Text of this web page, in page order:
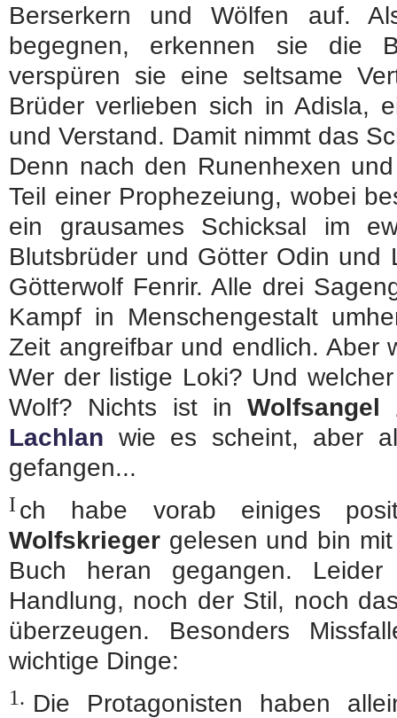
Berserkern und Wölfen auf.
begegnen, erkennen sie die
verspüren sie eine seltsame
Brüder verlieben sich in Adisla,
und Verstand. Damit nimmt das
Denn nach den Runenhexen
Teil einer Prophezeiung, wobei
ein grausames Schicksal im
Blutsbrüder und Götter Odin und
Götterwolf Fenrir. Alle drei
Kampf in Menschengestalt
Zeit angreifbar und endlich. Aber
Wer der listige Loki? Und
Wolf? Nichts ist inWolfsangel
Lachlan wie es scheint, aber
gefangen...
I ch habe vorab einiges
Wolfskrieger gelesen und bin
Buch heran gegangen.
Handlung, noch der Stil, noch
überzeugen. Besonders
wichtige Dinge:
1. Die Protagonisten haben